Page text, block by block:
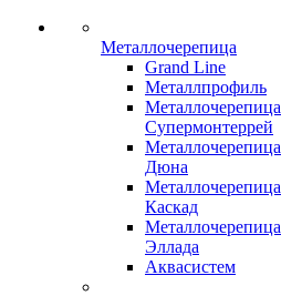
Металлочерепица
Grand Line
Металлпрофиль
Металлочерепица
Супермонтеррей
Металлочерепица
Дюна
Металлочерепица
Каскад
Металлочерепица
Эллада
Аквасистем